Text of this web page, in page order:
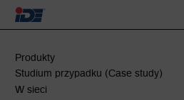
Produkty
Studium przypadku (Case study)
W sieci